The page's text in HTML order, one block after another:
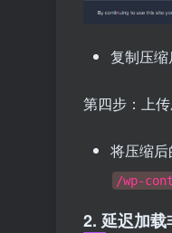
复制压
第四步：上
将压缩后
/wp-
2. 延迟加